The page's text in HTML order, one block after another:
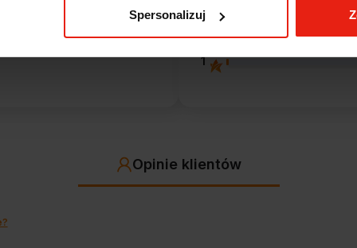
Spersonalizuj
1
Opinie klientów